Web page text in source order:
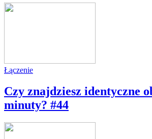
Łączenie
Czy znajdziesz identyczne
minuty? #44